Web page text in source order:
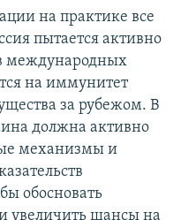
на практике все
пытается активно
международных
на иммунитет
за рубежом. В
должна активно
механизмы и
обосновать
увеличить шансы на